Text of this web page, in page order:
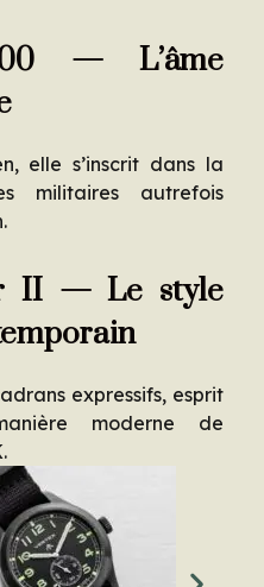
— L’âme
elle s’inscrit dans la
militaires autrefois
II — Le style
expressifs, esprit
moderne de